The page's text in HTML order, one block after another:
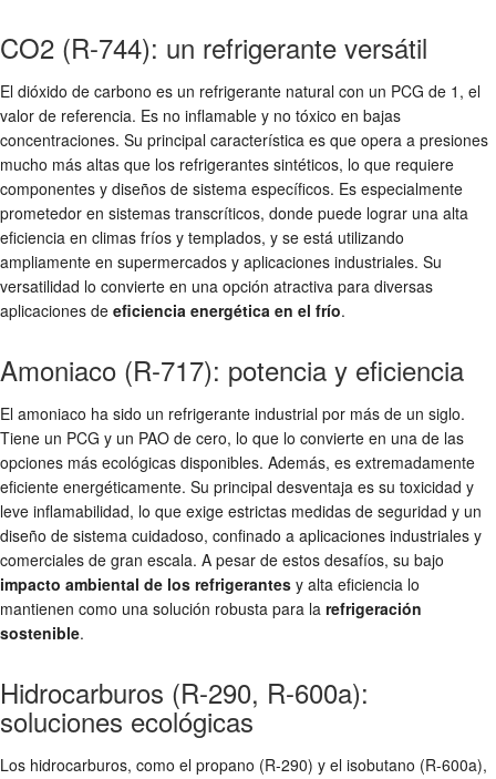
CO2 (R-744): un refrigerante versátil
El dióxido de carbono es un refrigerante natural con un PCG de 1, el
valor de referencia. Es no inflamable y no tóxico en bajas
concentraciones. Su principal característica es que opera a presiones
mucho más altas que los refrigerantes sintéticos, lo que requiere
componentes y diseños de sistema específicos. Es especialmente
prometedor en sistemas transcríticos, donde puede lograr una alta
eficiencia en climas fríos y templados, y se está utilizando
ampliamente en supermercados y aplicaciones industriales. Su
versatilidad lo convierte en una opción atractiva para diversas
aplicaciones de eficiencia energética en el frío.
Amoniaco (R-717): potencia y eficiencia
El amoniaco ha sido un refrigerante industrial por más de un siglo.
Tiene un PCG y un PAO de cero, lo que lo convierte en una de las
opciones más ecológicas disponibles. Además, es extremadamente
eficiente energéticamente. Su principal desventaja es su toxicidad y
leve inflamabilidad, lo que exige estrictas medidas de seguridad y un
diseño de sistema cuidadoso, confinado a aplicaciones industriales y
comerciales de gran escala. A pesar de estos desafíos, su bajo
impacto ambiental de los refrigerantes y alta eficiencia lo
mantienen como una solución robusta para la refrigeración
sostenible.
Hidrocarburos (R-290, R-600a):
soluciones ecológicas
Los hidrocarburos, como el propano (R-290) y el isobutano (R-600a),